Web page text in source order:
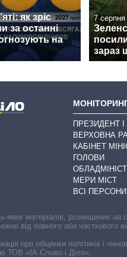
як зріс
за останні
на
7 серпня
зараз
ПРЕЗИДЕНТ І
ВЕРХОВНА
КАБІНЕТ
ГОЛОВИ
МЕРИ МІСТ
ВСІ ПЕРСОНИ
яких матеріалів, розміщених
від повного або часткового
про обіцянки політиків і
ТОВ «ІА Слово і Діло».